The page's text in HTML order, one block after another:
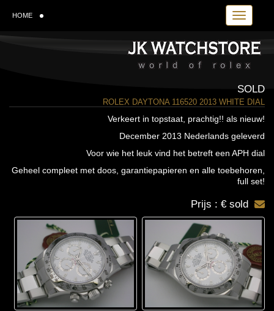
Toggle
HOME
SOLD
ROLEX DAYTONA 116520 2013 WHITE DIAL
Verkeert in topstaat, prachtig!! als nieuw!
December 2013 Nederlands geleverd
Voor wie het leuk vind het betreft een APH dial
Geheel compleet met doos, garantiepapieren en alle toebehoren,
full set!
Prijs : € sold